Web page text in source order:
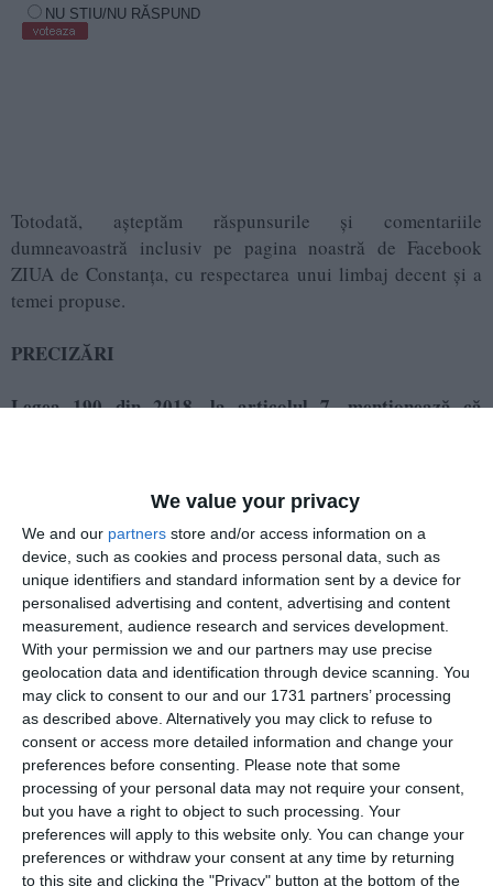
We value your privacy
We and our partners store and/or access information on a
device, such as cookies and process personal data, such as
unique identifiers and standard information sent by a device for
personalised advertising and content, advertising and content
measurement, audience research and services development.
With your permission we and our partners may use precise
geolocation data and identification through device scanning. You
may click to consent to our and our 1731 partners’ processing
as described above. Alternatively you may click to refuse to
consent or access more detailed information and change your
preferences before consenting.
Please note that some
processing of your personal data may not require your consent,
but you have a right to object to such processing. Your
preferences will apply to this website only. You can change your
preferences or withdraw your consent at any time by returning
to this site and clicking the "Privacy" button at the bottom of the
Totodată, așteptăm răspunsurile și comentariile
dumneavoastră inclusiv pe pagina noastră de Facebook
ZIUA de Constanța, cu respectarea unui limbaj decent și a
temei propuse.
PRECIZĂRI
Legea 190 din 2018, la articolul 7, menționează că
datelor cu caracter personal.
Informațiile din prezentul articol sunt de interes public și
sunt obținute din surse publice deschise.